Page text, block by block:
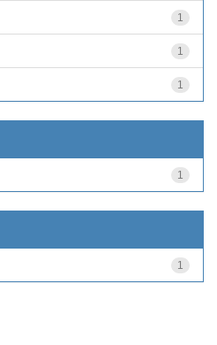
1
1
1
1
1